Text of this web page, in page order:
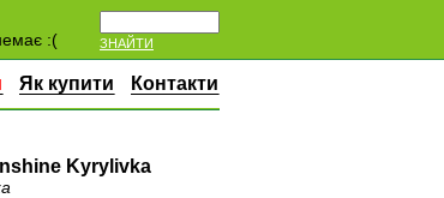
ЗНАЙТИ
:(
Як купити Контакти
Kyrylivka